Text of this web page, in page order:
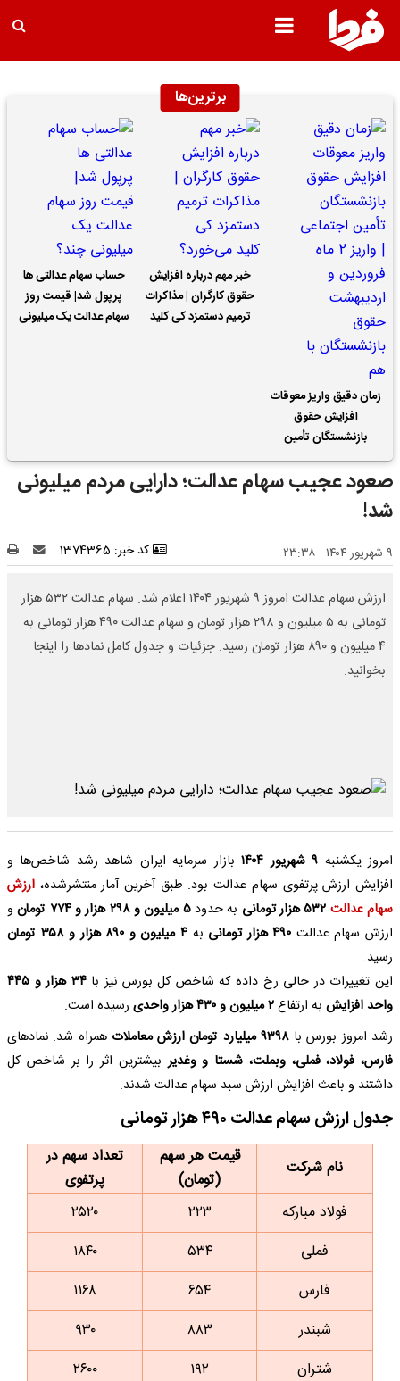
برترین‌ها
زمان دقیق واریز معوقات
افزایش حقوق
بازنشستگان تأمین
اجتماعی | واریز 2 ماه
فروردین و اردیبهشت
حقوق بازنشستگان با هم
خبر مهم درباره افزایش
حقوق کارگران | مذاکرات
ترمیم دستمزد کی کلید
حساب سهام عدالتی ها
پرپول شد| قیمت روز
سهام عدالت یک میلیونی
صعود عجیب سهام عدالت؛ دارایی مردم میلیونی
شد!
۹ شهریور ۱۴۰۴ - ۲۳:۳۸ کد خبر: 1374365
ارزش سهام عدالت امروز ۹ شهریور ۱۴۰۴ اعلام شد. سهام عدالت ۵۳۲ هزار
تومانی به ۵ میلیون و ۲۹۸ هزار تومان و سهام عدالت ۴۹۰ هزار تومانی به
۴ میلیون و ۸۹۰ هزار تومان رسید. جزئیات و جدول کامل نمادها را اینجا
بخوانید.
امروز یکشنبه ۹ شهریور ۱۴۰۴
بازار سرمایه ایران شاهد رشد شاخص‌ها و
افزایش ارزش پرتفوی سهام عدالت بود. طبق آخرین آمار منتشرشده، ارزش
سهام عدالت ۵۳۲ هزار تومانی به حدود۵ میلیون و ۲۹۸ هزار و ۷۷۴ تومان
و
ارزش سهام عدالت ۴۹۰ هزار تومانی به ۴ میلیون و ۸۹۰ هزار و ۳۵۸ تومان
رسید.
این تغییرات در حالی رخ داده که شاخص کل بورس نیز با
۳۴ هزار و ۴۴۵
واحد افزایش به ارتفاع۲ میلیون و ۴۳۰ هزار واحدی
رسیده است.
رشد امروز بورس با۹۳۹۸ میلیارد تومان ارزش معاملات
همراه شد. نمادهای
فارس، فولاد، فملی، وبملت، شستا و وغدیربیشترین اثر را بر شاخص کل
داشتند و باعث افزایش ارزش سبد سهام عدالت شدند.
جدول ارزش سهام عدالت ۴۹۰ هزار تومانی
نام شرکت
قیمت هر سهم
(تومان)
تعداد سهم در
پرتفوی
فولاد مبارکه
۲۲۳
۲۵۲۰
فملی
۵۳۴
۱۸۴۰
فارس
۶۵۴
۱۱۶۸
شبندر
۸۸۳
۹۳۰
شتران
۱۹۲ ۲۶۰۰